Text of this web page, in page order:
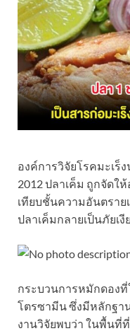
องค์การวิจัยโรคมะเร็
2012 ปลาเค็ม ถูกจัดใ
เทียบชั้นความอันตราย
ปลาเค็มกลายเป็นภัยเงี
กระบวนการหมักดอง
โตรซามีน ซึ่งมีหลักฐา
งานวิจัยพบว่า ในพื้นที่